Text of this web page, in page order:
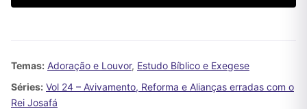
Temas: Adoração e Louvor, Estudo Bíblico e Exegese
Séries: Vol 24 – Avivamento, Reforma e Alianças erradas com o
Rei Josafá